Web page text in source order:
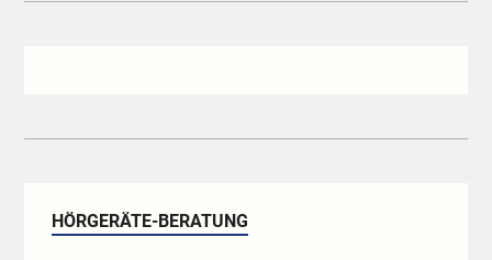
HÖRGERÄTE-BERATUNG